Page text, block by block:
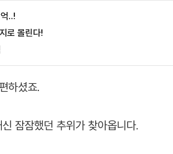
하셨죠.
잠잠했던 추위가 찾아옵니다.